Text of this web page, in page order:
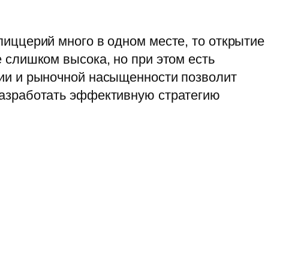
много в одном месте, то открытие
высока, но при этом есть
и рыночной насыщенности позволит
эффективную стратегию